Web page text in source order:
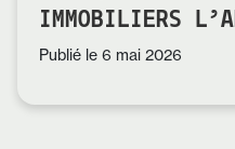
IMMOBILIERS
Publié le 6 mai 2026